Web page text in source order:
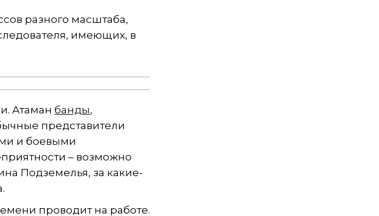
разного масштаба,
имеющих, в
Атаман банды,
представители
и боевыми
– возможно
Подземелья, за какие-
проводит на работе.